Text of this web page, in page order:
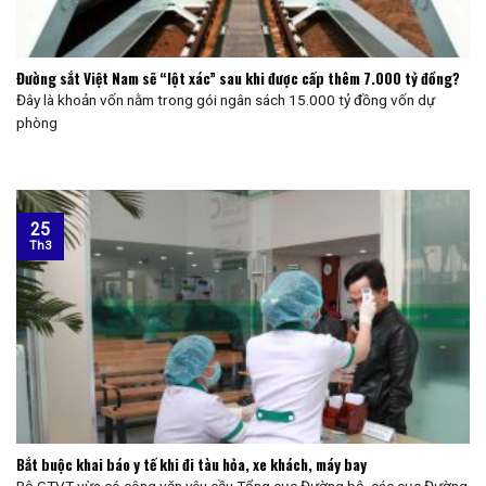
Đường sắt Việt Nam sẽ “lột xác” sau khi được cấp thêm 7.000 tỷ đồng?
Đây là khoản vốn nằm trong gói ngân sách 15.000 tỷ đồng vốn dự
phòng
Bắt buộc khai báo y tế khi đi tàu hỏa, xe khách, máy bay
25
Th3